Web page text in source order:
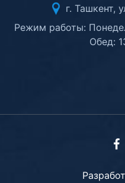
г. Ташкент,
Режим работы:
Обед: